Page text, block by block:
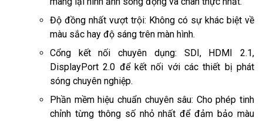
Độ đồng nhất vượt trội: Không có sự khác biệt về
màu sắc hay độ sáng trên màn hình.
Cổng kết nối chuyên dụng: SDI, HDMI 2.1,
DisplayPort 2.0 để kết nối với các thiết bị phát
sóng chuyên nghiệp.
Phần mềm hiệu chuẩn chuyên sâu: Cho phép tinh
chỉnh từng thông số nhỏ nhất để đảm bảo màu